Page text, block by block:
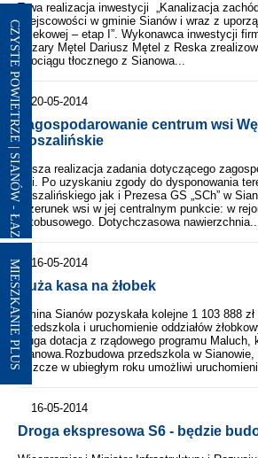
CZYSTE POWIETRZE | SIANÓW - ŁAZY
MIESZKANIE PLUS
Trwa realizacja inwestycji „Kanalizacja
miejscowości w gminie Sianów i wraz z
ściekowej – etap I”. Wykonawca inwestycji
Cezary Mętel Dariusz Mętel z Reska
rurociągu tłocznego z Sianowa...
20-05-2014
Zagospodarowanie centrum wsi
Koszalińskie
Rusza realizacja zadania dotyczącego
wsi. Po uzyskaniu zgody do dysponowania
Koszalińskiego jak i Prezesa GS „SCh” w
wizerunek wsi w jej centralnym punkcie: w
autobusowego. Dotychczasowa
16-05-2014
Duża kasa na żłobek
Gmina Sianów pozyskała kolejne 1 103 888
przedszkola i uruchomienie oddziałów
druga dotacja z rządowego programu Maluch,
Sianowa.Rozbudowa przedszkola w
jeszcze w ubiegłym roku umożliwi
16-05-2014
Droga ekspresowa S6 - będzie